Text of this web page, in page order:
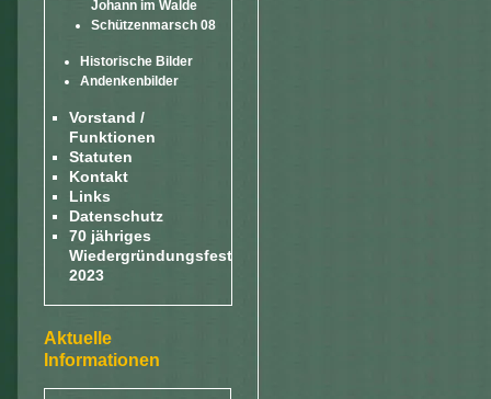
Johann im Walde
Schützenmarsch 08
Historische Bilder
Andenkenbilder
Vorstand /
Funktionen
Statuten
Kontakt
Links
Datenschutz
70 jähriges
Wiedergründungsfest
2023
Aktuelle
Informationen